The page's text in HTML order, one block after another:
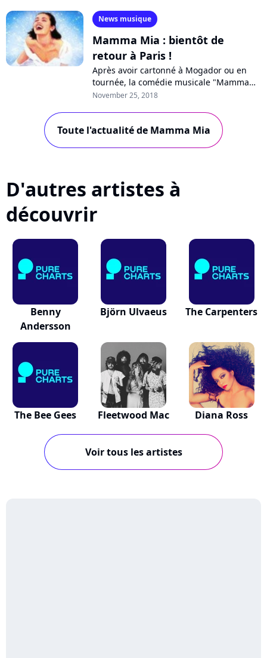
News musique
Mamma Mia : bientôt de
retour à Paris !
Après avoir cartonné à Mogador ou en
tournée, la comédie musicale "Mamma
Mia" reviendra poser ses valises en
November 25, 2018
Toute l'actualité de Mamma Mia
D'autres artistes à
découvrir
Benny
Andersson
Björn Ulvaeus The Carpenters
The Bee Gees Fleetwood Mac Diana Ross
Voir tous les artistes